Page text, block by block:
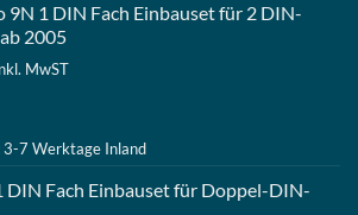
9N 1 DIN Fach Einbauset für 2 DIN-
2005
MwST
3-7 Werktage Inland
DIN Fach Einbauset für Doppel-DIN-